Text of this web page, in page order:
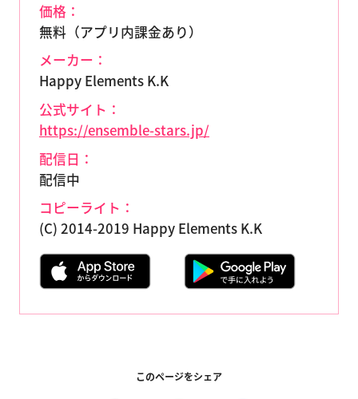
価格：
無料（アプリ内課金あり）
メーカー：
Happy Elements K.K
公式サイト：
https://ensemble-stars.jp/
配信日：
配信中
コピーライト：
(C) 2014-2019 Happy Elements K.K
このページをシェア